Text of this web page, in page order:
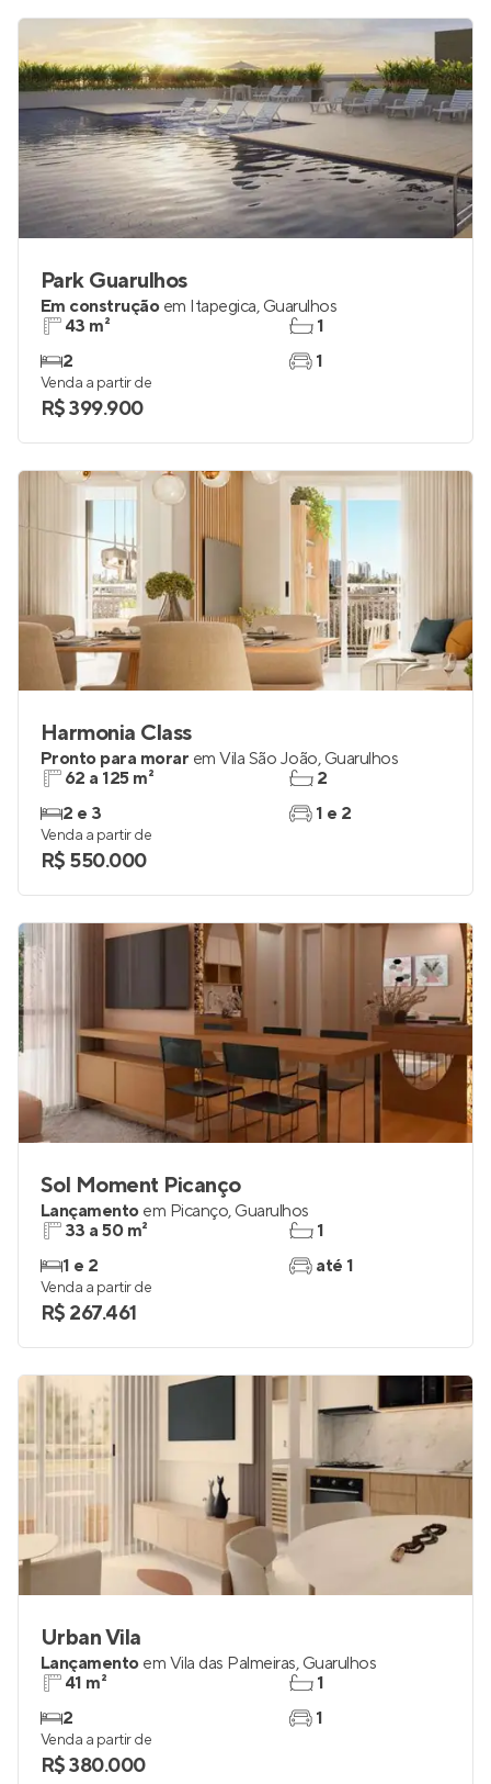
Park Guarulhos
Em construção em Itapegica, Guarulhos
43 m²
2
1
1
Venda a partir de
R$ 399.900
Harmonia Class
Pronto para morar em Vila São João, Guarulhos
62 a 125 m²
2 e 3
2
1 e 2
Venda a partir de
R$ 550.000
Sol Moment Picanço
Lançamento em Picanço, Guarulhos
33 a 50 m²
1 e 2
1
até 1
Venda a partir de
R$ 267.461
Urban Vila
Lançamento em Vila das Palmeiras, Guarulhos
41 m²
2
1
1
Venda a partir de
R$ 380.000